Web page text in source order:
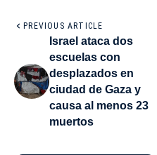
PREVIOUS ARTICLE
Israel ataca dos
escuelas con
desplazados en
ciudad de Gaza y
causa al menos 23
muertos